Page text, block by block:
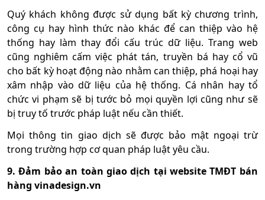
Quý khách không được sử dụng bất kỳ chương trình,
công cụ hay hình thức nào khác để can thiệp vào hệ
thống hay làm thay đổi cấu trúc dữ liệu. Trang web
cũng nghiêm cấm việc phát tán, truyền bá hay cổ vũ
cho bất kỳ hoạt động nào nhằm can thiệp, phá hoại hay
xâm nhập vào dữ liệu của hệ thống. Cá nhân hay tổ
chức vi phạm sẽ bị tước bỏ mọi quyền lợi cũng như sẽ
bị truy tố trước pháp luật nếu cần thiết.
Mọi thông tin giao dịch sẽ được bảo mật ngoại trừ
trong trường hợp cơ quan pháp luật yêu cầu.
9. Đảm bảo an toàn giao dịch tại website TMĐT bán
hàng vinadesign.vn